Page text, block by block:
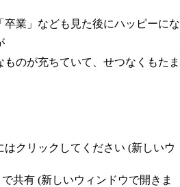
卒業」なども見た後にハッピーにな
のが充ちていて、せつなくもたま
はクリックしてください (新しいウ
で共有 (新しいウィンドウで開きま